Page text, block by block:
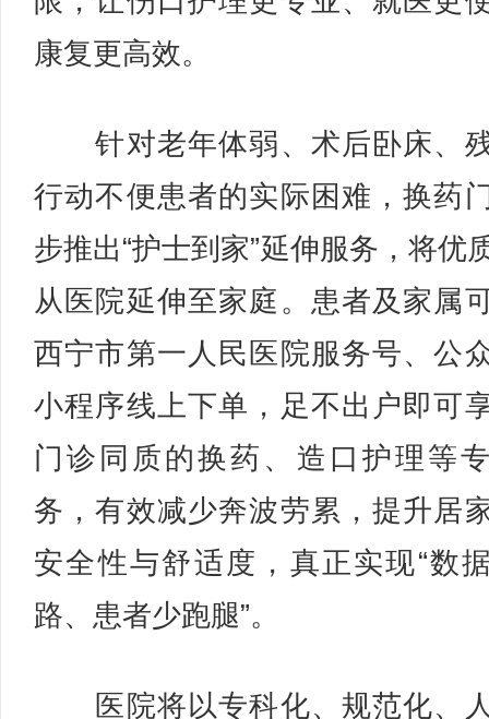
康复更高效。
针对老年体弱、术后卧床、
行动不便患者的实际困难，换药
步推出“护士到家”延伸服务，将优
从医院延伸至家庭。患者及家属
西宁市第一人民医院服务号、公
小程序线上下单，足不出户即可
门诊同质的换药、造口护理等
务，有效减少奔波劳累，提升居
安全性与舒适度，真正实现“数
路、患者少跑腿”。
医院将以专科化、规范化、